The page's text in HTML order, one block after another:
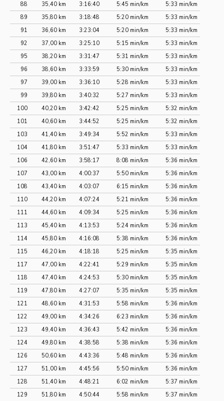
88
35,40 km 3:16:40 5:45 min/km
5:33 min/km
89
35,80 km 3:18:48 5:20 min/km
5:33 min/km
91
36,60 km 3:23:04 5:20 min/km
5:33 min/km
92
37,00 km 3:25:10 5:15 min/km
5:33 min/km
95
38,20 km 3:31:47 5:31 min/km
5:33 min/km
96
38,60 km 3:33:59 5:30 min/km
5:33 min/km
97
39,00 km 3:36:10 5:28 min/km
5:33 min/km
99
39,80 km 3:40:32 5:27 min/km
5:33 min/km
100
40,20 km 3:42:42 5:25 min/km
5:32 min/km
101
40,60 km 3:44:52 5:25 min/km
5:32 min/km
103
41,40 km 3:49:34 5:52 min/km
5:33 min/km
104
41,80 km 3:51:47 5:33 min/km
5:33 min/km
106
42,60 km 3:58:17 8:08 min/km
5:36 min/km
107
43,00 km 4:00:37 5:50 min/km
5:36 min/km
108
43,40 km 4:03:07 6:15 min/km
5:36 min/km
110
44,20 km 4:07:24 5:21 min/km
5:36 min/km
111
44,60 km 4:09:34 5:25 min/km
5:36 min/km
113
45,40 km 4:13:53 5:24 min/km
5:36 min/km
114
45,80 km 4:16:08 5:38 min/km
5:36 min/km
115
46,20 km 4:18:18 5:25 min/km
5:35 min/km
117
47,00 km 4:22:41 5:29 min/km
5:35 min/km
118
47,40 km 4:24:53 5:30 min/km
5:35 min/km
119
47,80 km 4:27:07 5:35 min/km
5:35 min/km
121
48,60 km 4:31:53 5:58 min/km
5:36 min/km
122
49,00 km 4:34:26 6:23 min/km
5:36 min/km
123
49,40 km 4:36:43 5:42 min/km
5:36 min/km
124
49,80 km 4:38:58 5:38 min/km
5:36 min/km
126
50,60 km 4:43:36 5:48 min/km
5:36 min/km
127
51,00 km 4:45:56 5:50 min/km
5:36 min/km
128
51,40 km 4:48:21 6:02 min/km
5:37 min/km
129
51,80 km 4:50:44 5:58 min/km
5:37 min/km